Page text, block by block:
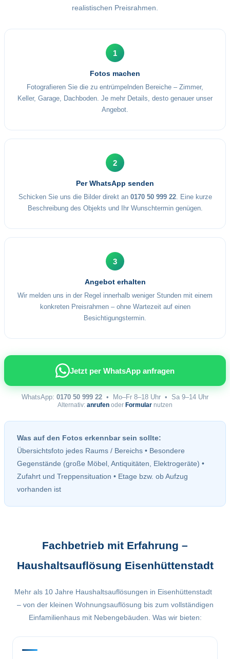
realistischen Preisrahmen.
1
Fotos machen
Fotografieren Sie die zu entrümpelnden Bereiche – Zimmer,
Keller, Garage, Dachboden. Je mehr Details, desto genauer unser
Angebot.
2
Per WhatsApp senden
Schicken Sie uns die Bilder direkt an 0170 50 999 22. Eine kurze
Beschreibung des Objekts und Ihr Wunschtermin genügen.
3
Angebot erhalten
Wir melden uns in der Regel innerhalb weniger Stunden mit einem
konkreten Preisrahmen – ohne Wartezeit auf einen
Besichtigungstermin.
Jetzt per WhatsApp anfragen
WhatsApp: 0170 50 999 22 • Mo–Fr 8–18 Uhr • Sa 9–14 Uhr
Alternativ: anrufen oder Formular nutzen
Was auf den Fotos erkennbar sein sollte:
Übersichtsfoto jedes Raums / Bereichs • Besondere
Gegenstände (große Möbel, Antiquitäten, Elektrogeräte) •
Zufahrt und Treppensituation • Etage bzw. ob Aufzug
vorhanden ist
Fachbetrieb mit Erfahrung –
Haushaltsauflösung Eisenhüttenstadt
Mehr als 10 Jahre Haushaltsauflösungen in Eisenhüttenstadt
– von der kleinen Wohnungsauflösung bis zum vollständigen
Einfamilienhaus mit Nebengebäuden. Was wir bieten: